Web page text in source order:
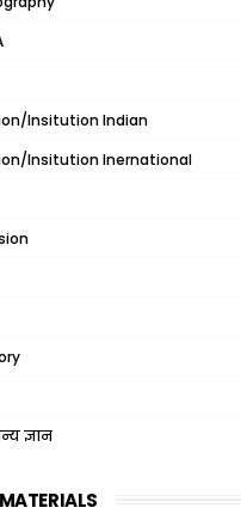
Insitution Indian
Insitution Inernational
ज्ञान